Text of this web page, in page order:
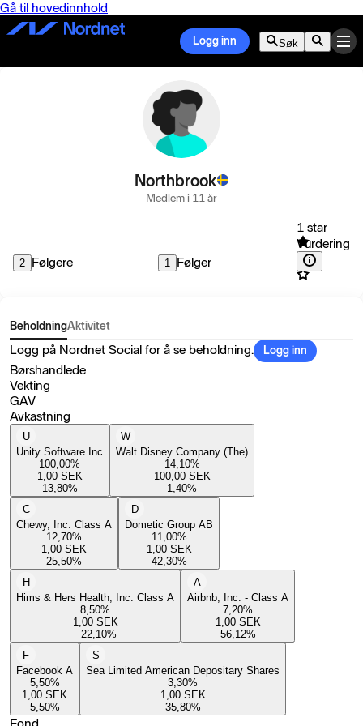
Gå til hovedinnhold
Logg inn Søk
Northbrook
Medlem i 11 år
2 Følgere 1 Følger
1 star
Vurdering
BeholdningAktivitet
Logg på Nordnet Social for å se beholdning. Logg inn
Børshandlede
Vekting
GAV
Avkastning
U
Unity Software Inc
100,00%
1,00 SEK
13,80%
W
Walt Disney Company (The)
14,10%
100,00 SEK
1,40%
C
Chewy, Inc. Class A
12,70%
1,00 SEK
25,50%
D
Dometic Group AB
11,00%
1,00 SEK
42,30%
H
Hims & Hers Health, Inc. Class A
8,50%
1,00 SEK
−22,10%
A
Airbnb, Inc. - Class A
7,20%
1,00 SEK
56,12%
F
Facebook A
5,50%
1,00 SEK
5,50%
S
Sea Limited American Depositary Shares
3,30%
1,00 SEK
35,80%